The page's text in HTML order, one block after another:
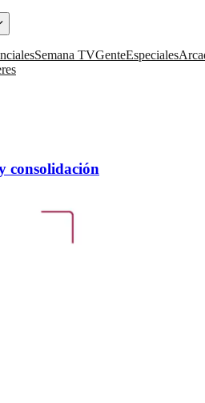
Semana TVGenteEspeciales
consolidación